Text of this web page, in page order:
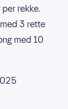
rekke.
3 rette
med 10